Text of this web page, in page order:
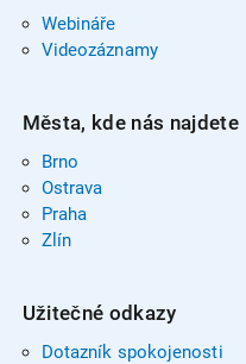
Webináře
Videozáznamy
Města, kde nás najdete
Brno
Ostrava
Praha
Zlín
Užitečné odkazy
Dotazník spokojenosti